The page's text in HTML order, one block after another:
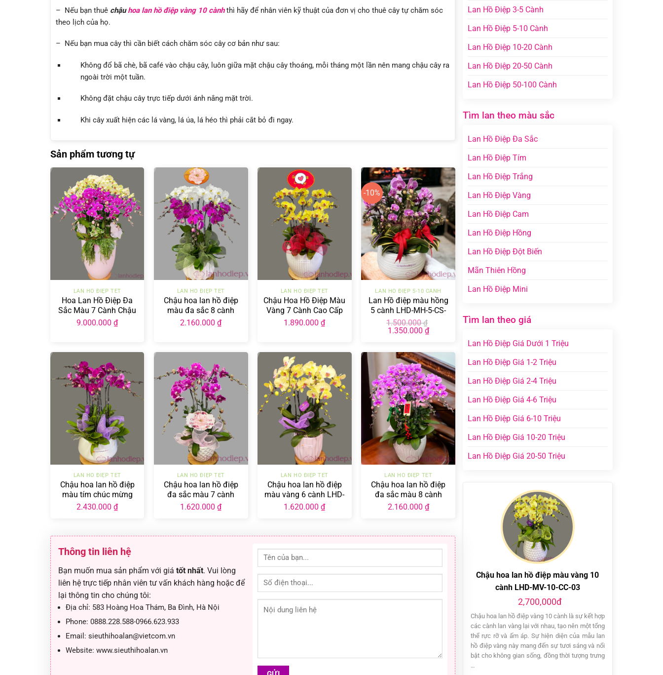
– Nếu bạn thuê chậu hoa lan hồ điệp vàng 10 cànhthì hãy để nhân viên kỹ thuật của đơn vị cho thuê cây tự chăm sóc
theo lịch của họ.
– Nếu bạn mua cây thì cần biết cách chăm sóc cây cơ bản như sau:
Không đổ bã chè, bã café vào chậu cây, luôn giữa mặt chậu cây thoáng, mỗi tháng một lần nên mang chậu cây ra
ngoài trời một tuần.
Không đặt chậu cây trực tiếp dưới ánh nắng mặt trời.
Khi cây xuất hiện các lá vàng, lá úa, lá héo thì phải cắt bỏ đi ngay.
Sản phẩm tương tự
LAN HỒ ĐIỆP TẾT
Hoa Lan Hồ Điệp Đa
Sắc Màu 7 Cành Chậu
Sứ LHD-ĐS-7-CS-02
9.000.000₫
LAN HỒ ĐIỆP TẾT
Chậu hoa lan hồ điệp
màu đa sắc 8 cành
2.160.000₫
LAN HỒ ĐIỆP TẾT
Chậu Hoa Hồ Điệp Màu
Vàng 7 Cành Cao Cấp
LHD-MV-7-CC-02
1.890.000₫
-10%
+
LAN HỒ ĐIỆP 5-10 CÀNH
Lan Hồ điệp màu hồng
5 cành LHD-MH-5-CS-
04
1.500.000₫
Giá
1.500.000 ₫.
1.350.000 ₫Giá
hiện
là:
1.350.000 ₫.
LAN HỒ ĐIỆP TẾT
Chậu hoa lan hồ điệp
màu tím chúc mừng
2.430.000₫
LAN HỒ ĐIỆP TẾT
Chậu hoa lan hồ điệp
đa sắc màu 7 cành
LHD-ĐS-7-CS-01
1.620.000₫
LAN HỒ ĐIỆP TẾT
Chậu hoa lan hồ điệp
màu vàng 6 cành LHD-
MV-6-CS-01
1.620.000₫
+
LAN HỒ ĐIỆP TẾT
Chậu hoa lan hồ điệp
đa sắc màu 8 cành
LHD-ĐS-8-CS-01
2.160.000 ₫
Thông tin liên hệ
Bạn muốn mua sản phẩm với giá tốt nhất. Vui lòng
liên hệ trực tiếp nhân viên tư vấn khách hàng hoặc để
lại thông tin cho chúng tôi:
Địa chỉ: 583 Hoàng Hoa Thám, Ba Đình, Hà Nội
Phone: 0888.228.588-0966.623.933
Email: sieuthihoalan@vietcom.vn
Website: www.sieuthihoalan.vn
Lan Hồ Điệp 3-5 Cành
Lan Hồ Điệp 5-10 Cành
Lan Hồ Điệp 10-20 Cành
Lan Hồ Điệp 20-50 Cành
Lan Hồ Điệp 50-100 Cành
Tìm lan theo màu sắc
Lan Hồ Điệp Đa Sắc
Lan Hồ Điệp Tím
Lan Hồ Điệp Trắng
Lan Hồ Điệp Vàng
Lan Hồ Điệp Cam
Lan Hồ Điệp Hồng
Lan Hồ Điệp Đột Biến
Mãn Thiên Hồng
Lan Hồ Điệp Mini
Tìm lan theo giá
Lan Hồ Điệp Giá Dưới 1 Triệu
Lan Hồ Điệp Giá 1-2 Triệu
Lan Hồ Điệp Giá 2-4 Triệu
Lan Hồ Điệp Giá 4-6 Triệu
Lan Hồ Điệp Giá 6-10 Triệu
Lan Hồ Điệp Giá 10-20 Triệu
Lan Hồ Điệp Giá 20-50 Triệu
Chậu hoa lan hồ điệp màu vàng 10
cành LHD-MV-10-CC-03
2,700,000đ
Chậu hoa lan hồ điệp vàng 10 cành là sự kết hợp
các cành lan vàng lại với nhau, tạo nên một tổng
thể rực rỡ và ấm áp. Sự hiện diện của mẫu lan
hồ điệp vàng này mang đến sự tươi sáng và nổi
bật cho không gian sống, đồng thời tượng trưng
…